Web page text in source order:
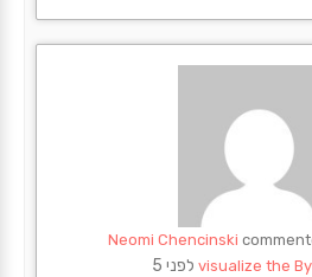
Neomi Chencinski
visualize the
לפני 5